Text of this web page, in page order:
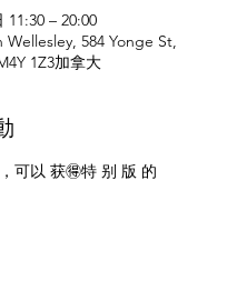
11:30 – 20:00
584 Yonge St,
1Z3加拿大
可以 获🉐️特 别 版 的